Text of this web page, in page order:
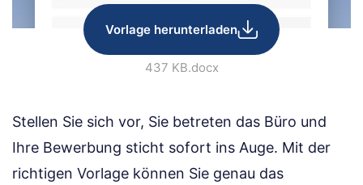
Vorlage herunterladen
437 KB.docx
Stellen Sie sich vor, Sie betreten das Büro und
Ihre Bewerbung sticht sofort ins Auge. Mit der
richtigen Vorlage können Sie genau das